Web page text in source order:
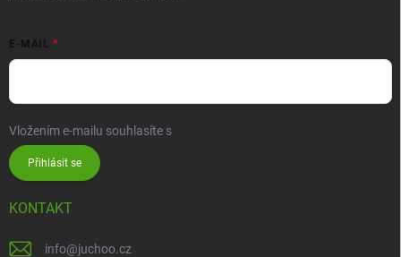
E-MAIL
Vložením e-mailu souhlasíte s
Přihlásit se
KONTAKT
info@juchoo.cz